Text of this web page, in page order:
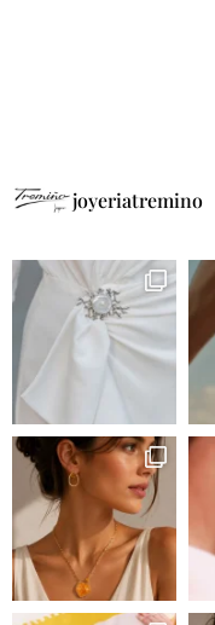
joyeriatremino